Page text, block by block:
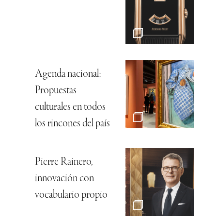
Agenda nacional:
Propuestas
culturales en todos
los rincones del país
Pierre Rainero,
innovación con
vocabulario propio